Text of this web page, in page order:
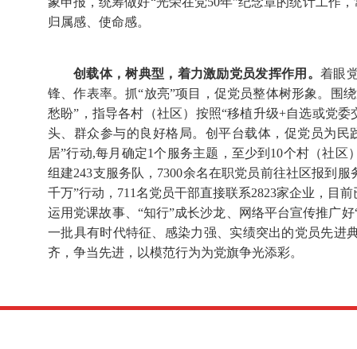
归属感、使命感。
创载体，树典型，着力激励党员发挥作用。 着眼
锋、作表率。抓“放亮”项目，促党员整体树形象。围
愁盼”，指导各村（社区）按照“移植升级+自选或党
头、群众参与的良好格局。创平台载体，促党员为
居”行动,每月确定1个服务主题，至少到10个村（社
组建243支服务队，7300余名在职党员前往社区报到
千万”行动，711名党员干部直接联系2823家企业，目
运用党课故事、“知行”成长沙龙、网络平台宣传推广
一批具有时代特征、感染力强、实绩突出的党员先进
齐，争当先进，以模范行为为党旗争光添彩。